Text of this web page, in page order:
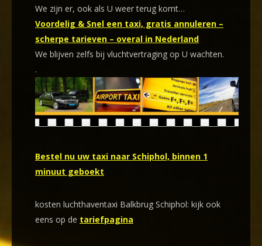
We zijn er, ook als U weer terug komt…
Voordelig & Snel een taxi, gratis annuleren –
scherpe tarieven – overal in Nederland
We blijven zelfs bij vluchtvertraging op U wachten.
.
Bestel nu uw taxi naar Schiphol, binnen 1
minuut geboekt
kosten luchthaventaxi Balkbrug Schiphol: kijk ook
eens op de tariefpagina